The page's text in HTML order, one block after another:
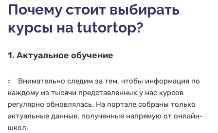
Почему стоит выбирать
курсы на tutortop?
1. Актуальное обучение
Внимательно следим за тем, чтобы информация по
каждому из тысячи представленных у нас курсов
регулярно обновлялась. На портале собраны только
актуальные данные, полученные напрямую от онлайн-
школ.